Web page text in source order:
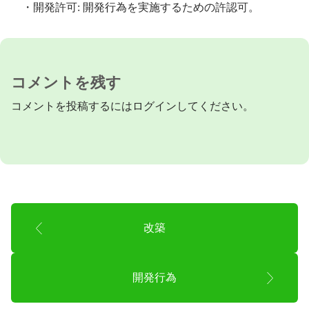
・開発許可: 開発行為を実施するための許認可。
コメントを残す
コメントを投稿するには ログイン してください。
改築
開発行為